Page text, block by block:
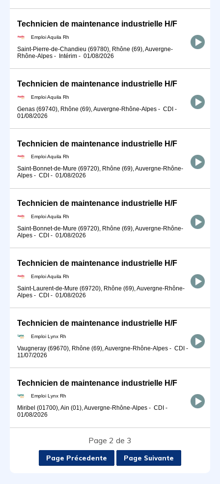
Technicien de maintenance industrielle H/F
Emploi Aquila Rh
Saint-Pierre-de-Chandieu (69780), Rhône (69), Auvergne-
Rhône-Alpes - Intérim - 01/08/2026
Technicien de maintenance industrielle H/F
Emploi Aquila Rh
Genas (69740), Rhône (69), Auvergne-Rhône-Alpes - CDI -
01/08/2026
Technicien de maintenance industrielle H/F
Emploi Aquila Rh
Saint-Bonnet-de-Mure (69720), Rhône (69), Auvergne-Rhône-
Alpes - CDI - 01/08/2026
Technicien de maintenance industrielle H/F
Emploi Aquila Rh
Saint-Bonnet-de-Mure (69720), Rhône (69), Auvergne-Rhône-
Alpes - CDI - 01/08/2026
Technicien de maintenance industrielle H/F
Emploi Aquila Rh
Saint-Laurent-de-Mure (69720), Rhône (69), Auvergne-Rhône-
Alpes - CDI - 01/08/2026
Technicien de maintenance industrielle H/F
Emploi Lynx Rh
Vaugneray (69670), Rhône (69), Auvergne-Rhône-Alpes - CDI -
11/07/2026
Technicien de maintenance industrielle H/F
Emploi Lynx Rh
Miribel (01700), Ain (01), Auvergne-Rhône-Alpes - CDI -
01/08/2026
Page 2 de 3
Page Précedente Page Suivante